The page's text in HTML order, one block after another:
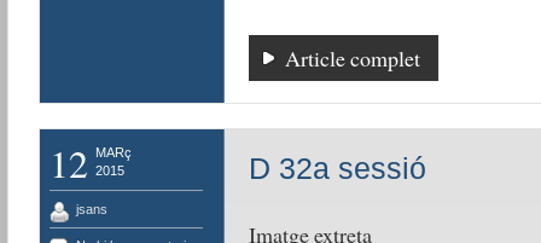
Article complet
12
MARç
2015
jsans
D 32a sessió
Imatge extreta